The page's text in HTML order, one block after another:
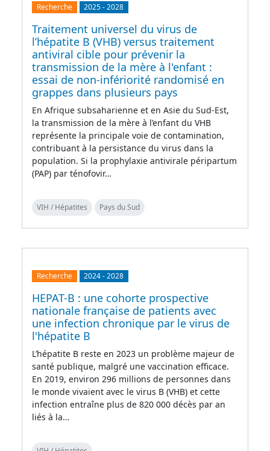
Recherche 2025-2028
Traitement universel du virus de
l’hépatite B (VHB) versus traitement
antiviral cible pour prévenir la
transmission de la mère à l'enfant :
essai de non-infériorité randomisé en
grappes dans plusieurs pays
En Afrique subsaharienne et en Asie du Sud-Est,
la transmission de la mère à l’enfant du VHB
représente la principale voie de contamination,
contribuant à la persistance du virus dans la
population. Si la prophylaxie antivirale péripartum
(PAP) par ténofovir…
VIH / Hépatites Pays du Sud
Recherche 2024-2028
HEPAT-B : une cohorte prospective
nationale française de patients avec
une infection chronique par le virus de
l'hépatite B
L’hépatite B reste en 2023 un problème majeur de
santé publique, malgré une vaccination efficace.
En 2019, environ 296 millions de personnes dans
le monde vivaient avec le virus B (VHB) et cette
infection entraîne plus de 820 000 décès par an
liés à la…